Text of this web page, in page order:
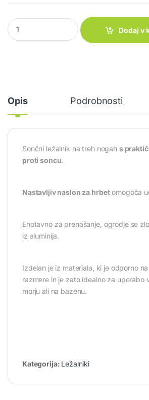
Ležalnik Malibu quantity
Dodaj v
Opis Podrobnosti
Sončni ležalnik na treh nogah s
proti soncu.
Nastavljiv naslon za hrbetomogoča
Enotavno za prenašanje, ogrodje se
iz aluminija.
Izdelan je iz materiala, ki je odporno
razmere in je zato idealno za uporabo
morju ali na bazenu.
Kategorija: Ležalniki